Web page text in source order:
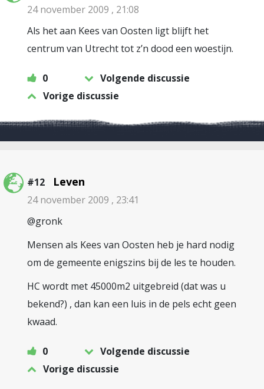
24 november 2009 , 21:08
Als het aan Kees van Oosten ligt blijft het
centrum van Utrecht tot z’n dood een woestijn.
0
Volgende discussie
Vorige discussie
#12 Leven
24 november 2009 , 23:41
@gronk
Mensen als Kees van Oosten heb je hard nodig
om de gemeente enigszins bij de les te houden.
HC wordt met 45000m2 uitgebreid (dat was u
bekend?) , dan kan een luis in de pels echt geen
kwaad.
0
Volgende discussie
Vorige discussie